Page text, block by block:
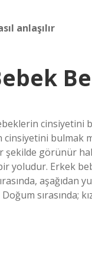
anlaşılır
cinsiyetini
bulmak
şekilde görünür
yoludur. Erkek
sırasında;